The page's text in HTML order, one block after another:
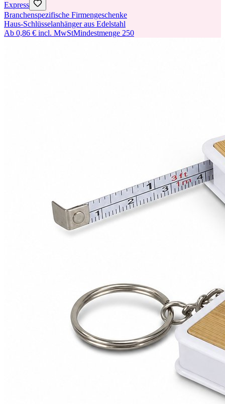
Express
Branchenspezifische Firmengeschenke
Haus-Schlüsselanhänger aus Edelstahl
Ab 0,86 € incl. MwStMindestmenge 250